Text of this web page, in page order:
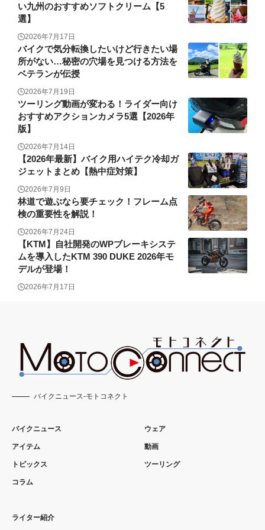
い九州のおすすめソフトクリーム【5
選】
2026年7月17日
バイクで気分転換したいけど行きたい場
所がない…秘密の穴場を見つける方法を
ベテランが伝授
2026年7月19日
ツーリング動画が変わる！ライダー向け
おすすめアクションカメラ5選【2026年
版】
2026年7月14日
【2026年最新】バイク用ハイテク冷却ガ
ジェットまとめ【熱中症対策】
2026年7月9日
林道で遊ぶなら要チェック！フレーム点
検の重要性を解説！
2026年7月24日
【KTM】自社開発のWPブレーキシステ
ムを導入したKTM 390 DUKE 2026年モ
デルが登場！
2026年7月17日
バイクニュース-モトコネクト
バイクニュース
アイテム
トピックス
コラム
ウェア
動画
ツーリング
ライター紹介